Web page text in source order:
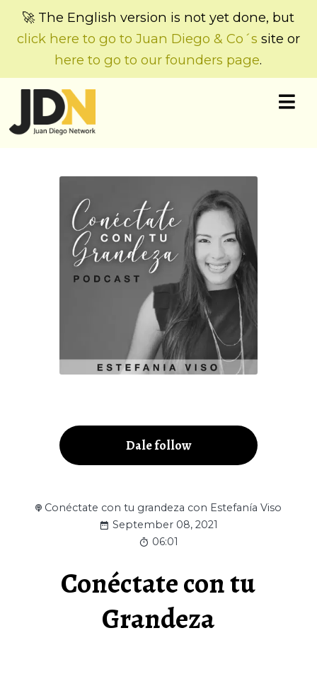
🚀 The English version is not yet done, but
click here to go to Juan Diego & Co´s site or
here to go to our founders page.
Dale follow
Conéctate con tu grandeza con Estefanía Viso
September 08, 2021
06:01
Conéctate con tu
Grandeza